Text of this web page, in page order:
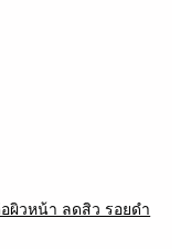
ผิวหน้า ลดสิว รอยดำ